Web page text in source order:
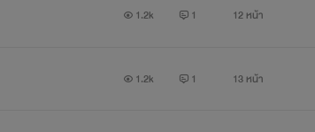
1.2k 1 12 หน้า
1.2k 1 13 หน้า